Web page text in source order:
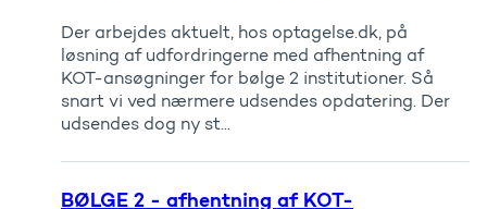
Der arbejdes aktuelt, hos optagelse.dk, på
løsning af udfordringerne med afhentning af
KOT-ansøgninger for bølge 2 institutioner. Så
snart vi ved nærmere udsendes opdatering. Der
udsendes dog ny st...
BØLGE 2 - afhentning af KOT-